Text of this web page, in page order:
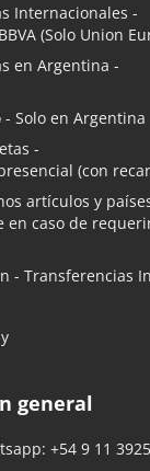
Internacionales -
(Solo Union
en Argentina -
- Solo en Argentina
-
(con
artículos y
en caso de
- Transferencias
general
+54 9 11